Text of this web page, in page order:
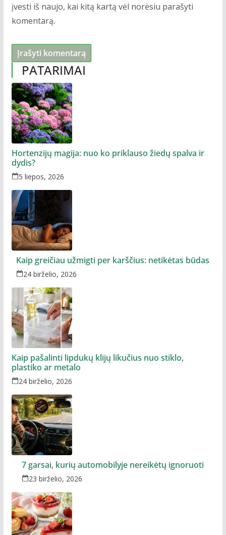
įvesti iš naujo, kai kitą kartą vėl norėsiu parašyti
komentarą.
PATARIMAI
Hortenzijų magija: nuo ko priklauso žiedų spalva ir
dydis?
5 liepos, 2026
Kaip greičiau užmigti per karščius: netikėtas būdas
24 birželio, 2026
Kaip pašalinti lipdukų klijų likučius nuo stiklo,
plastiko ar metalo
24 birželio, 2026
7 garsai, kurių automobilyje nereikėtų ignoruoti
23 birželio, 2026